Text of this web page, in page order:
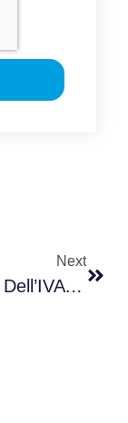
Next
Gestione Dell’IVA (SII) Nel Programma Di Fatturazione Elettronica Uniclass.